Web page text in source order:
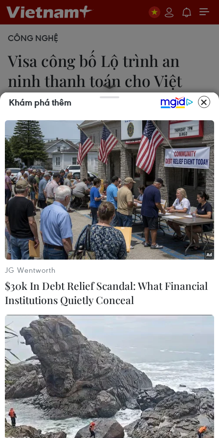
CÔNG NGHỆ
Visa công bố Lộ trình an
ninh thanh toán cho Việt
Nam
Thúy Hà
28/03/2019 12:56
Lộ trình của Visa tập trung khai thác các sáng kiến
đột phá, hỗ trợ phát triển an ninh trong thanh toán
nhằm đáp ứng được tốc độ mà công nghệ đang
thay đổi hành vi thanh toán của người tiêu dùng.
Visa đưa ra lộ trình an ninh thanh toán bảo mật cho Việt Nam.
(Nguồn: Visa)
Ngày 28/3, tại Hà Nội, Visa - công ty công nghệ
thanh toán hàng đầu thế giới đã công bố “Lộ
trình an ninh thanh toán cho Việt Nam” với
Khám phá thêm
JG Wentworth
$30k In Debt Relief Scandal: What Financial
Institutions Quietly Conceal